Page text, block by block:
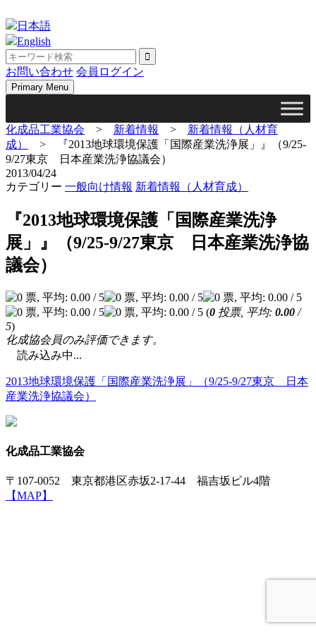
to
content
日本語
English
お問い合わせ 会員ログイン
Primary Menu
化成品工業協会 > 新着情報 > 新着情報（人材育
成）
>
『2013地球環境保護「国際産業洗浄展」』（9/25-
9/27東京 日本産業洗浄協議会）
2013/04/24
カテゴリー 一般向け情報 新着情報（人材育成）
『2013地球環境保護「国際産業洗浄
展」』（9/25-9/27東京 日本産業洗浄協
議会）
(0 投票, 平均: 0.00 /
5)
化成協会員のみ評価できます。
読み込み中...
2013地球環境保護「国際産業洗浄展」（9/25-9/27東京 日本
産業洗浄協議会）
化成品工業協会
〒107-0052 東京都港区赤坂2-17-44 福吉坂ビル4階
【MAP】